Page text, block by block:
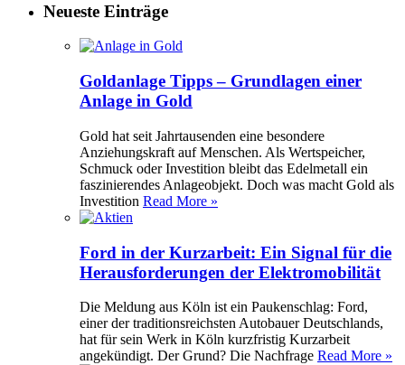
Neueste Einträge
Goldanlage Tipps – Grundlagen einer
Anlage in Gold
Gold hat seit Jahrtausenden eine besondere
Anziehungskraft auf Menschen. Als Wertspeicher,
Schmuck oder Investition bleibt das Edelmetall ein
faszinierendes Anlageobjekt. Doch was macht Gold als
Investition Read More »
Ford in der Kurzarbeit: Ein Signal für die
Herausforderungen der Elektromobilität
Die Meldung aus Köln ist ein Paukenschlag: Ford,
einer der traditionsreichsten Autobauer Deutschlands,
hat für sein Werk in Köln kurzfristig Kurzarbeit
angekündigt. Der Grund? Die Nachfrage Read More »